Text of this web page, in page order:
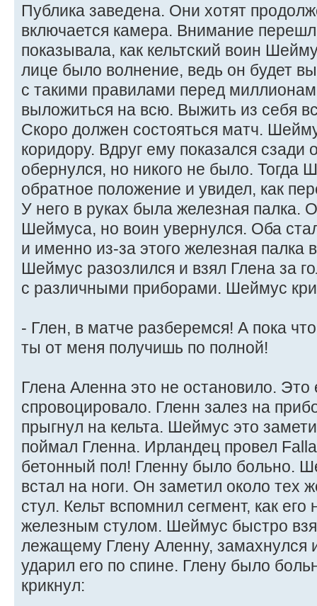
Публика заведена. Они хотят
включается камера. Внимание
показывала, как кельтский воин
лице было волнение, ведь он будет
с такими правилами перед
выложиться на всю. Выжить из себя
Скоро должен состояться матч.
коридору. Вдруг ему показался сзади
обернулся, но никого не было. Тогда
обратное положение и увидел, как
У него в руках была железная палка.
Шеймуса, но воин увернулся. Оба
и именно из-за этого железная палка
Шеймус разозлился и взял Глена за
с различными приборами. Шеймус
- Глен, в матче разберемся! А пока
ты от меня получишь по полной!
Глена Аленна это не остановило. Это
спровоцировало. Гленн залез на
прыгнул на кельта. Шеймус это
поймал Гленна. Ирландец провел
бетонный пол! Гленну было больно.
встал на ноги. Он заметил около тех
стул. Кельт вспомнил сегмент, как
железным стулом. Шеймус быстро
лежащему Глену Аленну, замахнулся
ударил его по спине. Глену было
крикнул: